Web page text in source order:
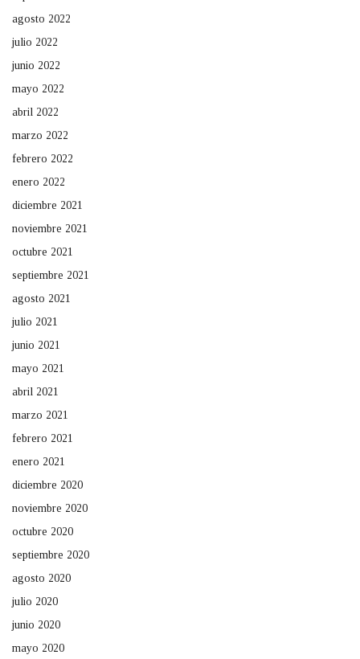
agosto 2022
julio 2022
junio 2022
mayo 2022
abril 2022
marzo 2022
febrero 2022
enero 2022
diciembre 2021
noviembre 2021
octubre 2021
septiembre 2021
agosto 2021
julio 2021
junio 2021
mayo 2021
abril 2021
marzo 2021
febrero 2021
enero 2021
diciembre 2020
noviembre 2020
octubre 2020
septiembre 2020
agosto 2020
julio 2020
junio 2020
mayo 2020